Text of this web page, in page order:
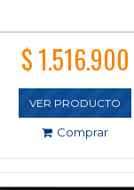
$ 1.516.900
VER PRODUCTO
Comprar